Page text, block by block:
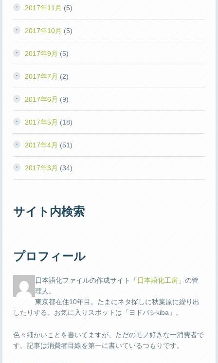
2017年11月 (5)
2017年10月 (5)
2017年9月 (5)
2017年7月 (2)
2017年6月 (9)
2017年5月 (18)
2017年4月 (51)
2017年3月 (34)
サイト内検索
プロフィール
日本語化ファイルの作成サイト「 日本語化工房」の管
理人。
東京都在住10年目。たまにネタ探しに秋葉原に繰り出
したりする。お気に入りスポットは「ヨドバシkiba」。
色々細かいことを書いてますが、ただのモノ好きな一消費者で
す。記事は消費者目線を第一に書いているつもりです。